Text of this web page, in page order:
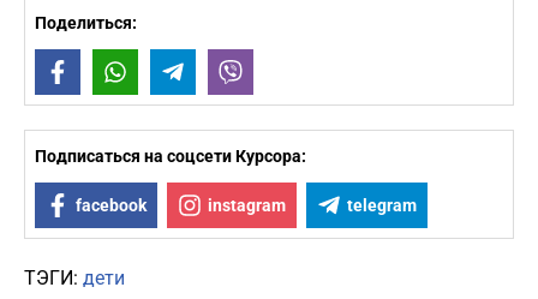
Поделиться:
FacebookWhatsAppTelegram
Подписаться на соцсети Курсора:
facebook instagram telegram
ТЭГИ: дети